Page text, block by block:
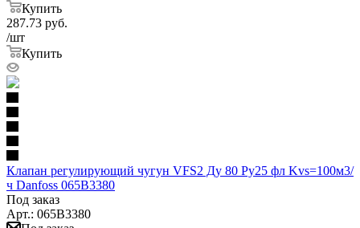
Купить
287.73 руб.
/шт
Купить
Клапан регулирующий чугун VFS2 Ду 80 Ру25 фл Kvs=100м3/
ч Danfoss 065B3380
Под заказ
Арт.: 065B3380